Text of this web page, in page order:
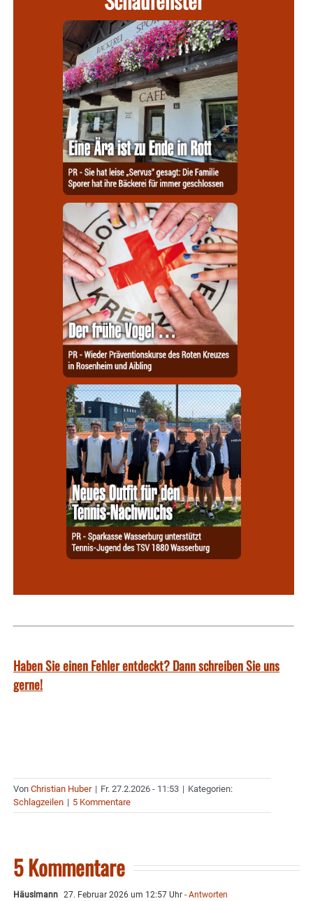
Haben Sie einen Fehler entdeckt? Dann schreiben Sie uns
gerne!
Von Christian Huber | Fr. 27.2.2026 - 11:53 | Kategorien:
Schlagzeilen | 5 Kommentare
5 Kommentare
Häuslmann 27. Februar 2026 um 12:57 Uhr - Antworten